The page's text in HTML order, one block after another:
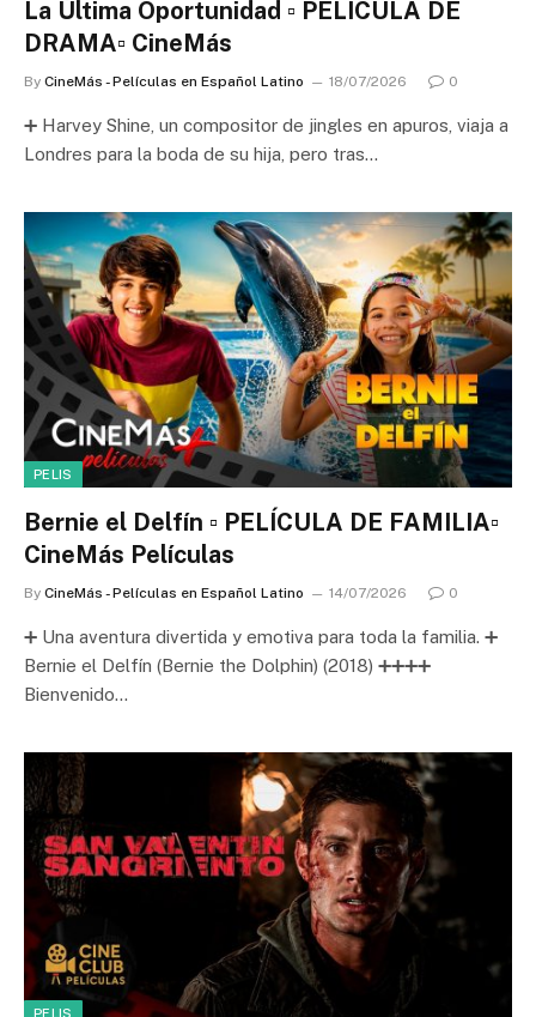
La Última Oportunidad ▫️ PELÍCULA DE
DRAMA▫️ CineMás
By CineMás - Películas en Español Latino 18/07/2026 0
➕ Harvey Shine, un compositor de jingles en apuros, viaja a
Londres para la boda de su hija, pero tras…
PELIS
Bernie el Delfín ▫️ PELÍCULA DE FAMILIA▫️
CineMás Películas
By CineMás - Películas en Español Latino 14/07/2026 0
➕ Una aventura divertida y emotiva para toda la familia. ➕
Bernie el Delfín (Bernie the Dolphin) (2018) ➕➕➕➕
Bienvenido…
PELIS